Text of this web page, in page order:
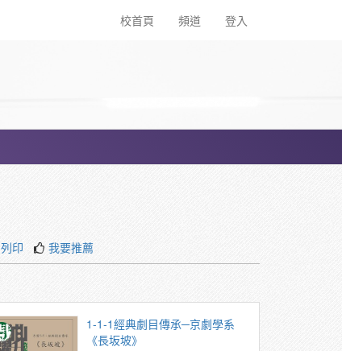
校首頁 頻道 登入
列印 我要推薦
1-1-1經典劇目傳承─京劇學系
《長坂坡》